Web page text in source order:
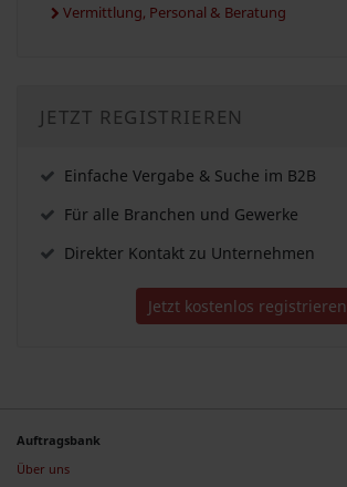
Vermittlung, Personal & Beratung
JETZT REGISTRIEREN
Einfache Vergabe & Suche im B2B
Für alle Branchen und Gewerke
Direkter Kontakt zu Unternehmen
Jetzt kostenlos registrieren
Auftragsbank
Über uns